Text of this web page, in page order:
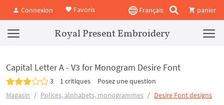
Connexion Favoris Français panier
Royal Present Embroidery
Capital Letter A - V3 for Monogram Desire Font
3 1 critiques
Posez une question
Magasin
Polices, alphabets, monogrammes Desire Font designs